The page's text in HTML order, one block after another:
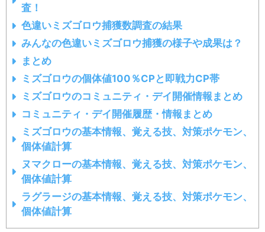
査！
色違いミズゴロウ捕獲数調査の結果
みんなの色違いミズゴロウ捕獲の様子や成果は？
まとめ
ミズゴロウの個体値100％CPと即戦力CP帯
ミズゴロウのコミュニティ・デイ開催情報まとめ
コミュニティ・デイ開催履歴・情報まとめ
ミズゴロウの基本情報、覚える技、対策ポケモン、
個体値計算
ヌマクローの基本情報、覚える技、対策ポケモン、
個体値計算
ラグラージの基本情報、覚える技、対策ポケモン、
個体値計算